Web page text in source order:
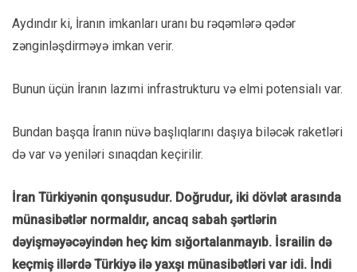
Aydındır ki, İranın imkanları uranı bu rəqəmlərə qədər
zənginləşdirməyə imkan verir.
Bunun üçün İranın lazımi infrastrukturu və elmi potensialı var.
Bundan başqa İranın nüvə başlıqlarını daşıya biləcək raketləri
də var və yeniləri sınaqdan keçirilir.
İran Türkiyənin qonşusudur. Doğrudur, iki dövlət arasında
münasibətlər normaldır, ancaq sabah şərtlərin
dəyişməyəcəyindən heç kim sığortalanmayıb. İsrailin də
keçmiş illərdə Türkiyə ilə yaxşı münasibətləri var idi. İndi